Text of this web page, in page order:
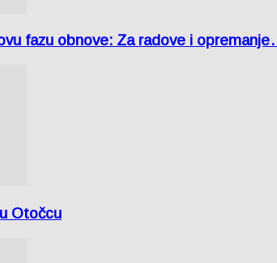
fazu obnove: Za radove i
Otočcu